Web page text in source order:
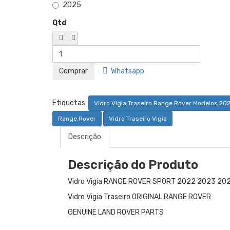
2025
Qtd
Whatsapp
Etiquetas: Vidro Vigia Traseiro Range Rover Modelos
Range Rover Vidro Traseiro Vigia
Descrição
Descrição do Produto
Vidro Vigia RANGE ROVER SPORT 2022 2023
Vidro Vigia Traseiro ORIGINAL RANGE ROVER
GENUINE LAND ROVER PARTS